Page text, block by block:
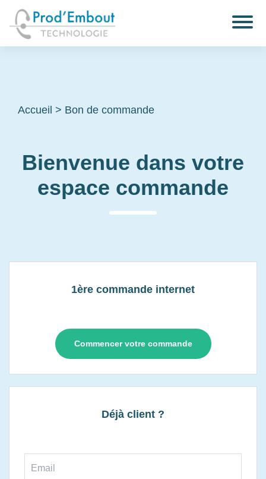
Accueil > Bon de commande
Bienvenue dans votre
espace commande
1ère commande internet
Commencer votre commande
Déjà client ?